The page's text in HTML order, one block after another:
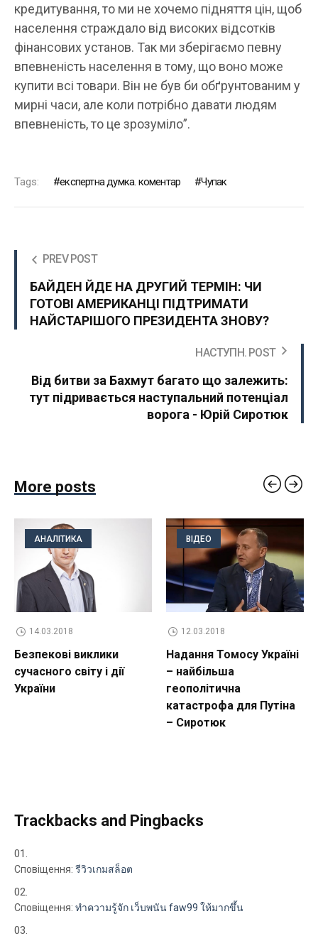
кредитування, то ми не хочемо підняття цін, щоб
населення страждало від високих відсотків
фінансових установ. Так ми зберігаємо певну
впевненість населення в тому, що воно може
купити всі товари. Він не був би обґрунтованим у
мирні часи, але коли потрібно давати людям
впевненість, то це зрозуміло”.
Tags: експертна думка. коментар Чупак
PREV POST
БАЙДЕН ЙДЕ НА ДРУГИЙ ТЕРМІН: ЧИ
ГОТОВІ АМЕРИКАНЦІ ПІДТРИМАТИ
НАЙСТАРІШОГО ПРЕЗИДЕНТА ЗНОВУ?
НАСТУПН. POST
Від битви за Бахмут багато що залежить:
тут підривається наступальний потенціал
ворога - Юрій Сиротюк
More posts
АНАЛІТИКА
14.03.2018
Безпекові виклики
сучасного світу і дії
України
ВІДЕО
12.03.2018
Надання Томосу Україні
– найбільша
геополітична
катастрофа для Путіна
– Сиротюк
Trackbacks and Pingbacks
Сповіщення: รีวิวเกมสล็อต
Сповіщення: ทำความรู้จัก เว็บพนัน faw99 ให้มากขึ้น